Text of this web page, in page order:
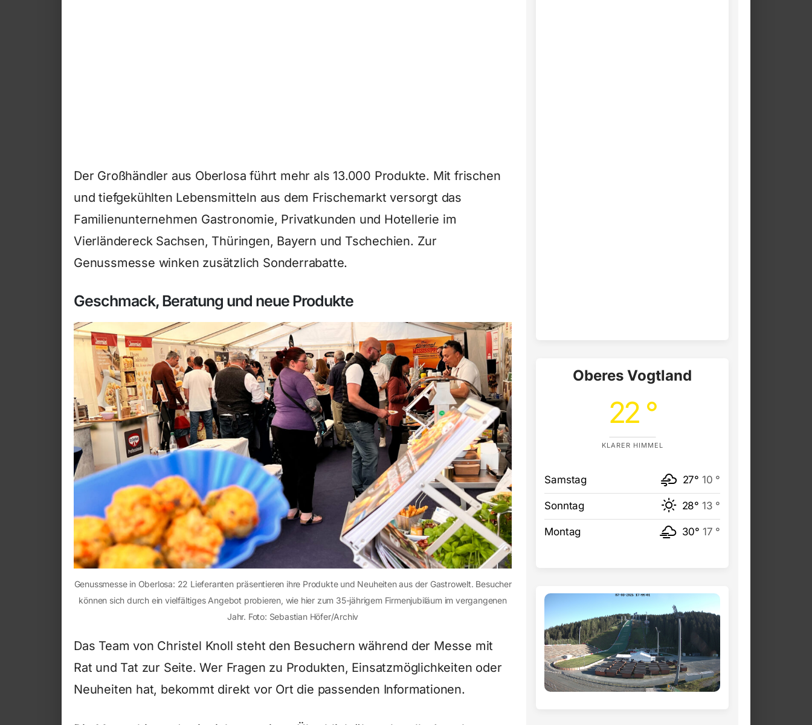
Der Großhändler aus Oberlosa führt mehr als 13.000 Produkte. Mit frischen
und tiefgekühlten Lebensmitteln aus dem Frischemarkt versorgt das
Familienunternehmen Gastronomie, Privatkunden und Hotellerie im
Vierländereck Sachsen, Thüringen, Bayern und Tschechien. Zur
Genussmesse winken zusätzlich Sonderrabatte.
Geschmack, Beratung und neue Produkte
Genussmesse in Oberlosa: 22 Lieferanten präsentieren ihre Produkte und Neuheiten aus der Gastrowelt. Besucher
können sich durch ein vielfältiges Angebot probieren, wie hier zum 35-jährigem Firmenjubiläum im vergangenen
Jahr. Foto: Sebastian Höfer/Archiv
Das Team von Christel Knoll steht den Besuchern während der Messe mit
Rat und Tat zur Seite. Wer Fragen zu Produkten, Einsatzmöglichkeiten oder
Neuheiten hat, bekommt direkt vor Ort die passenden Informationen.
Oberes Vogtland
22 °
KLARER HIMMEL
Samstag 27° 10 °
Sonntag 28° 13 °
Montag 30° 17 °